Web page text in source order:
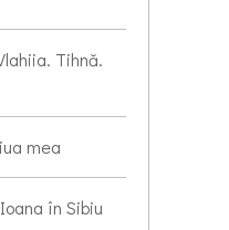
Tihnă.
mea
în Sibiu